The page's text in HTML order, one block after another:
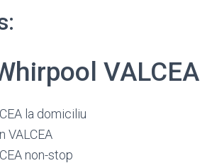
VALCEA
la domiciliu
VALCEA
non-stop